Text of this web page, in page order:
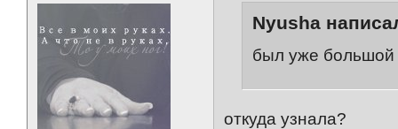
Nyusha
был уже большой
откуда узнала?